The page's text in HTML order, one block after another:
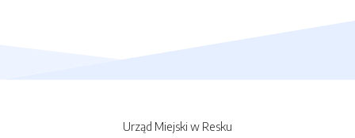
Urząd Miejski w Resku